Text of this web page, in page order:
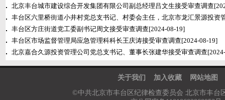
北京丰台城市建设综合开发集团有限公司副总经理吕文生接受审查调查
丰台区六里桥街道小井村党总支书记、村委会主任，北京市龙汇景源投资
丰台区方庄街道党工委副书记周文接受审查调查[2024-08-19]
丰台区市场监督管理局应急管理科科长王庆涛接受审查调查[2024-08-19]
北京嘉合久源投资管理公司党总支书记、董事长张建华接受审查调查